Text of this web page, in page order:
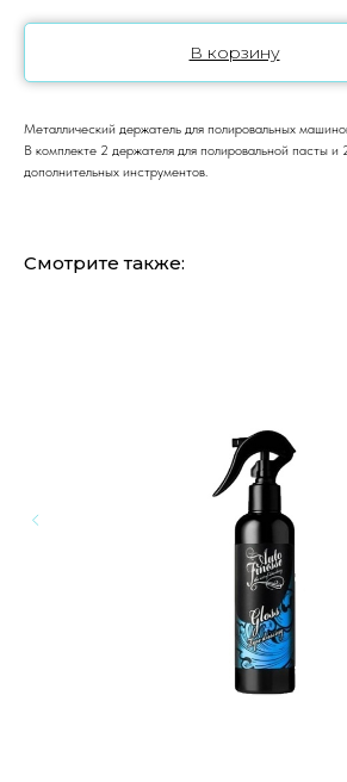
В корзину
Металлический держатель для полировальных
В комплекте 2 держателя для полировальной пасты и
дополнительных инструментов.
Смотрите также: